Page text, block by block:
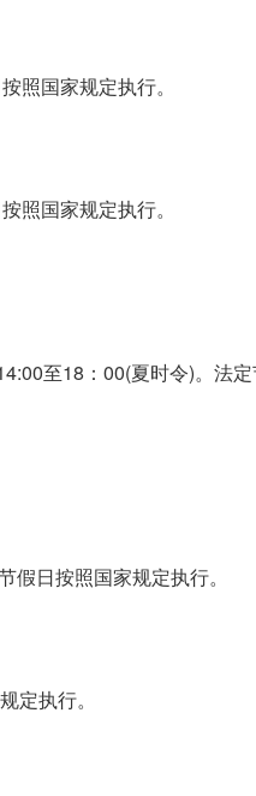
照国家规定执行。
照国家规定执行。
至18：00(夏时令)。法
日按照国家规定执行。
定执行。